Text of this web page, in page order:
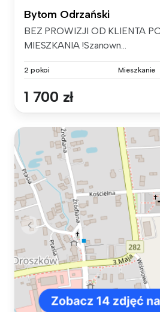
Bytom Odrzański
BEZ PROWIZJI OD KLIENTA
MIESZKANIA !Szanown...
2 pokoi Mieszkanie
1 700 zł